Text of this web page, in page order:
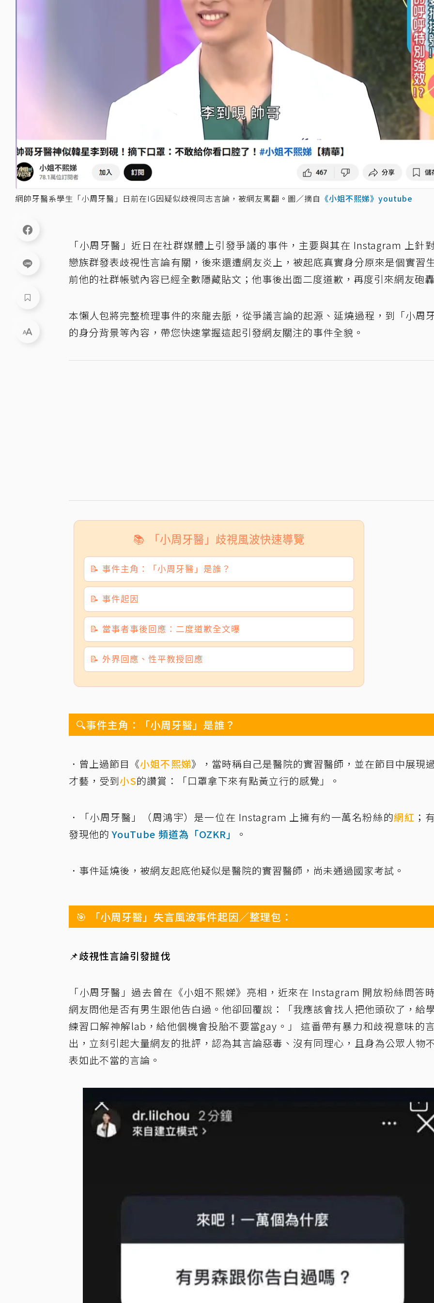
網帥牙醫系學生「小周牙醫」日前在IG因疑似歧視同志言論，被網友罵翻。圖／摘自 《小姐不熙娣》youtube
「小周牙醫」近日在社群媒體上引發爭議的事件，主要與其在 Instagram 上針
戀族群發表歧視性言論有關，後來還遭網友炎上，被起底真實身分原來是個實習
前他的社群帳號內容已經全數隱藏貼文；他事後出面二度道歉，再度引來網友砲轟
本懶人包將完整梳理事件的來龍去脈，從爭議言論的起源、延燒過程，到「小周牙
的身分背景等內容，帶您快速掌握這起引發網友關注的事件全貌。
📚 「小周牙醫」歧視風波快速導覽
📝 事件主角：「小周牙醫」是誰？
📝 事件起因
📝 當事者事後回應：二度道歉全文曝
📝 外界回應、性平教授回應
🔍事件主角：「小周牙醫」是誰？
．曾上過節目《小姐不熙娣》，當時稱自己是醫院的實習醫師，並在節目中展現
才藝，受到小S的讚賞：「口罩拿下來有點黃立行的感覺」。
．「小周牙醫」（周鴻宇）是一位在 Instagram 上擁有約一萬名粉絲的網紅 ；
發現他的YouTube 頻道為「OZKR」 。
．事件延燒後，被網友起底他疑似是醫院的實習醫師，尚未通過國家考試。
🎯 「小周牙醫」失言風波事件起因／整理包：
📌歧視性言論引發撻伐
「小周牙醫」過去曾在《小姐不熙娣》亮相，近來在 Instagram 開放粉絲問答
網友問他是否有男生跟他告白過。他卻回覆說：「我應該會找人把他頭砍了，給
練習口解神解lab，給他個機會投胎不要當gay。」 這番帶有暴力和歧視意味的
出，立刻引起大量網友的批評，認為其言論惡毒、沒有同理心，且身為公眾人物
表如此不當的言論。